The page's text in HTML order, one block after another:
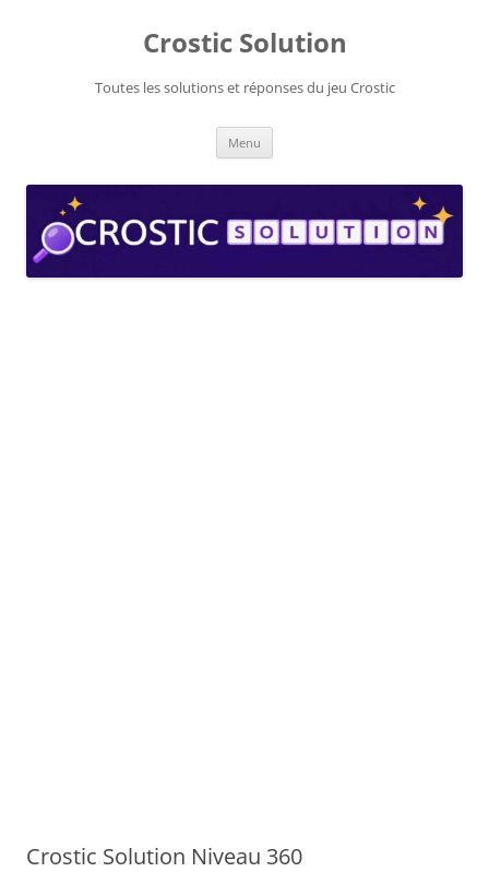
Crostic Solution
Toutes les solutions et réponses du jeu Crostic
Menu
Crostic Solution Niveau 360